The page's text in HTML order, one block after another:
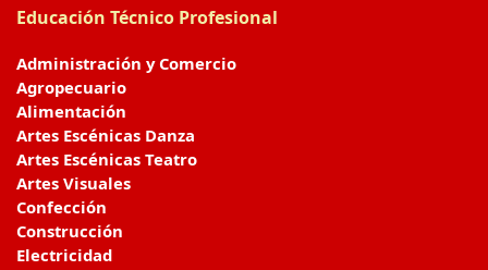
Educación Técnico Profesional
Administración y Comercio
Agropecuario
Alimentación
Artes Escénicas Danza
Artes Escénicas Teatro
Artes Visuales
Confección
Construcción
Electricidad